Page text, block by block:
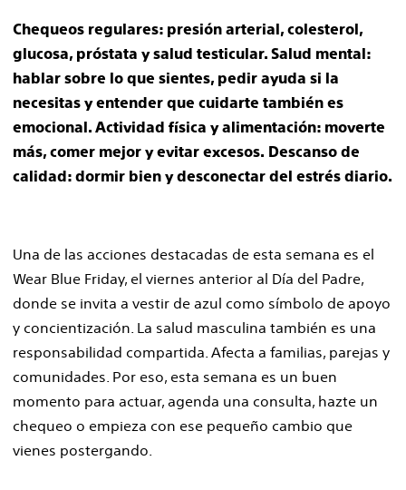
Chequeos regulares: presión arterial, colesterol,
glucosa, próstata y salud testicular. Salud mental:
hablar sobre lo que sientes, pedir ayuda si la
necesitas y entender que cuidarte también es
emocional. Actividad física y alimentación: moverte
más, comer mejor y evitar excesos. Descanso de
calidad: dormir bien y desconectar del estrés diario.
Una de las acciones destacadas de esta semana es el
Wear Blue Friday, el viernes anterior al Día del Padre,
donde se invita a vestir de azul como símbolo de apoyo
y concientización. La salud masculina también es una
responsabilidad compartida. Afecta a familias, parejas y
comunidades. Por eso, esta semana es un buen
momento para actuar, agenda una consulta, hazte un
chequeo o empieza con ese pequeño cambio que
vienes postergando.